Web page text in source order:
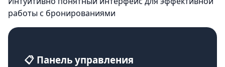
работы с бронированиями
📋 Панель управления